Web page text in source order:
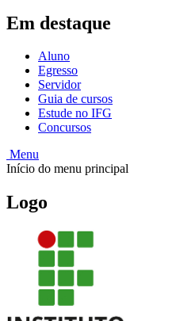
Em destaque
Aluno
Egresso
Servidor
Guia de cursos
Estude no IFG
Concursos
Menu
Início do menu principal
Logo